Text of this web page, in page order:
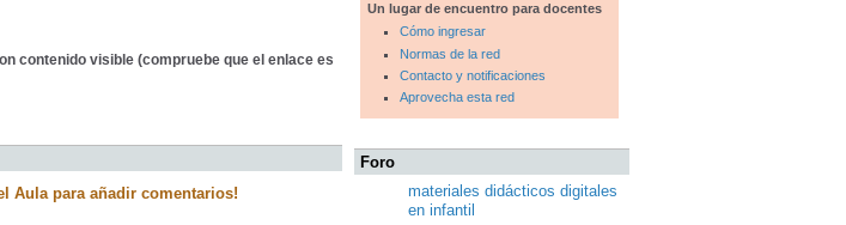
contenido visible (compruebe que el enlace es
Aula para añadir comentarios!
Un lugar de encuentro para docentes
Cómo ingresar
Normas de la red
Contacto y notificaciones
Aprovecha esta red
Foro
materiales didácticos digitales
en infantil